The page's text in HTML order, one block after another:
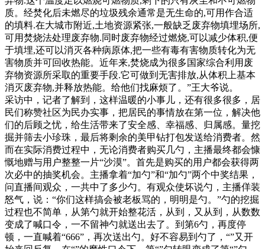
质。经焚化后未燃尽的垃圾残余通常是无生命的,可用作合适
的填料.在大城市附近,土地资源紧张,一般缺乏废弃物填埋场所,
可用焚烧法处理废弃物.同时废弃物经过燃烧,可以减少体积,便
于填埋,还可以消灭各种病原体,把一些有毒有害物质转化为无
害物质并可回收热能。近年来,焚烧成为很多国家综合利用废
弃物资源所采取的重要手段.它可做到无害排放,从体积上基本
消灭废弃物,并释放热能。给他们找麻烦了。”王大爷说。
采访中，记者了解到，这样温暖的小事儿，还有很多很多，居
民们称赞社区为民办实事，把居民的事情放在第一位，解决他
们的后顾之忧，给生活带来了安全感、幸福感、归属感。量挖
掘并筛去小珍珠，最后将剩余的美甲钻打包发送给消费者。然
而在实际消费过程中，无论消费者购买几勺，主播最终都会慷
慨地赠与用户整整一片“沙漠”。首先是购买的用户都会获得两
次必中的抽奖机会。主播拿着“加勺”和“加勺”两个中奖结果，
问直播间观众，一共中了多少勺。有观众使坏说勺，主播佯装
怒气，说：“你们这样搞会被老板骂的，明明是勺。”勺的挖掘
过程也不简单，从第勺就开始整花活，从到，又从到，从数数
变成了喊口令，一不留神勺就送出去了。到第6勺，再度停
顿，一直喊着“666”，再次送出勺。好不容易到勺了，“”又开